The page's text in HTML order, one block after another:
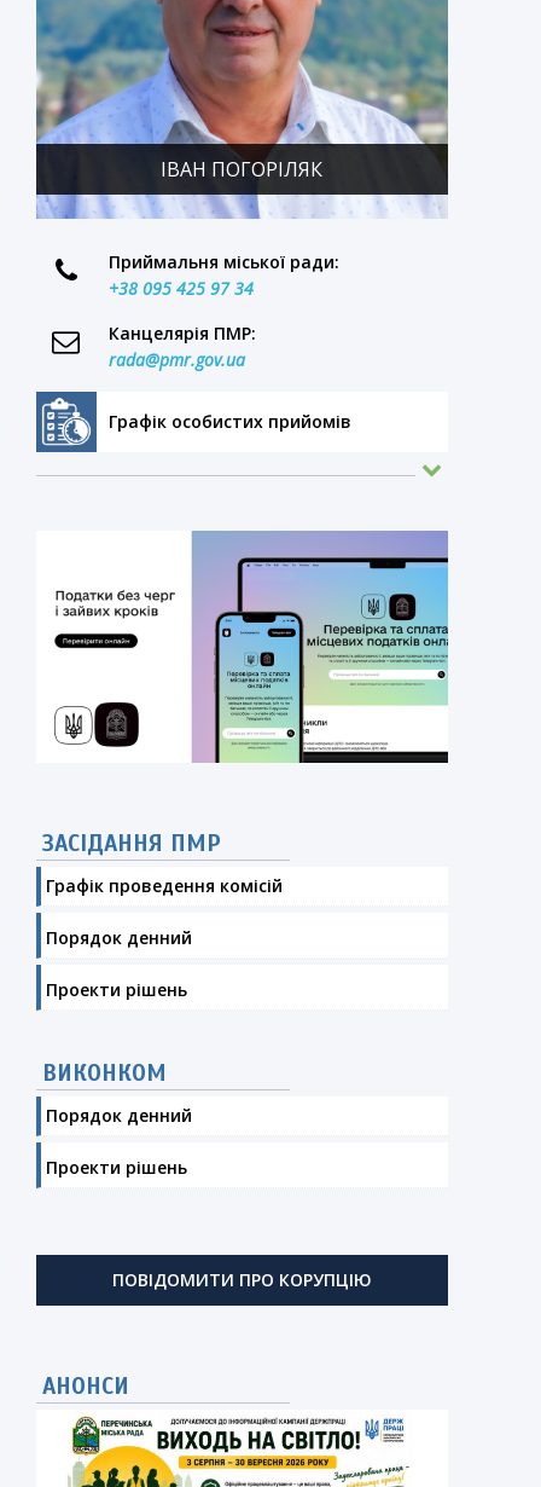
ІВАН ПОГОРІЛЯК
Приймальня міської ради:
+38 095 425 97 34
Канцелярія ПМР:
rada@pmr.gov.ua
Графік особистих прийомів
ЗАСІДАННЯ ПМР
Графік проведення комісій
Порядок денний
Проекти рішень
ВИКОНКОМ
Порядок денний
Проекти рішень
ПОВІДОМИТИ ПРО КОРУПЦІЮ
АНОНСИ